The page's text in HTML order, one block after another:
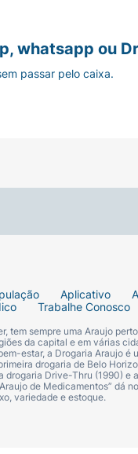
Aplicativo
Trabalhe Conosco
tem sempre uma Araujo
da capital e em várias
estar, a Drogaria Araujo
drogaria de Belo
drogaria Drive-Thru (1990)
de Medicamentos” dá
variedade e estoque.
whatsapp ou
passar pelo caixa.